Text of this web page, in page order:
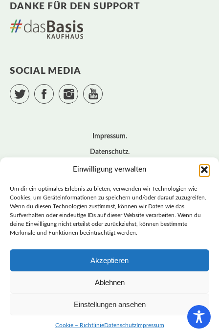
Einwilligung verwalten
Um dir ein optimales Erlebnis zu bieten, verwenden wir Technologien wie
Cookies, um Geräteinformationen zu speichern und/oder darauf zuzugreifen.
Wenn du diesen Technologien zustimmst, können wir Daten wie das
Surfverhalten oder eindeutige IDs auf dieser Website verarbeiten. Wenn du
deine Einwilligung nicht erteilst oder zurückziehst, können bestimmte
Merkmale und Funktionen beeinträchtigt werden.
Akzeptieren
Ablehnen
Einstellungen ansehen
Cookie – RichtlinieDatenschutzImpressum
DANKE FÜR DEN SUPPORT
SOCIAL MEDIA
Twitter Facebook Instagram
Impressum
Datenschutz
Cookie – Richtlinie (EU)
© BASISDEMOKRATISCHE PARTEI DEUTSCHLAND *
LANDESVERBAND SACHSEN
LANDESVERBAND
SACHSEN | DIEBASIS
BASISDEMOKRATISCHE PARTEI DEUTSCHLAND –